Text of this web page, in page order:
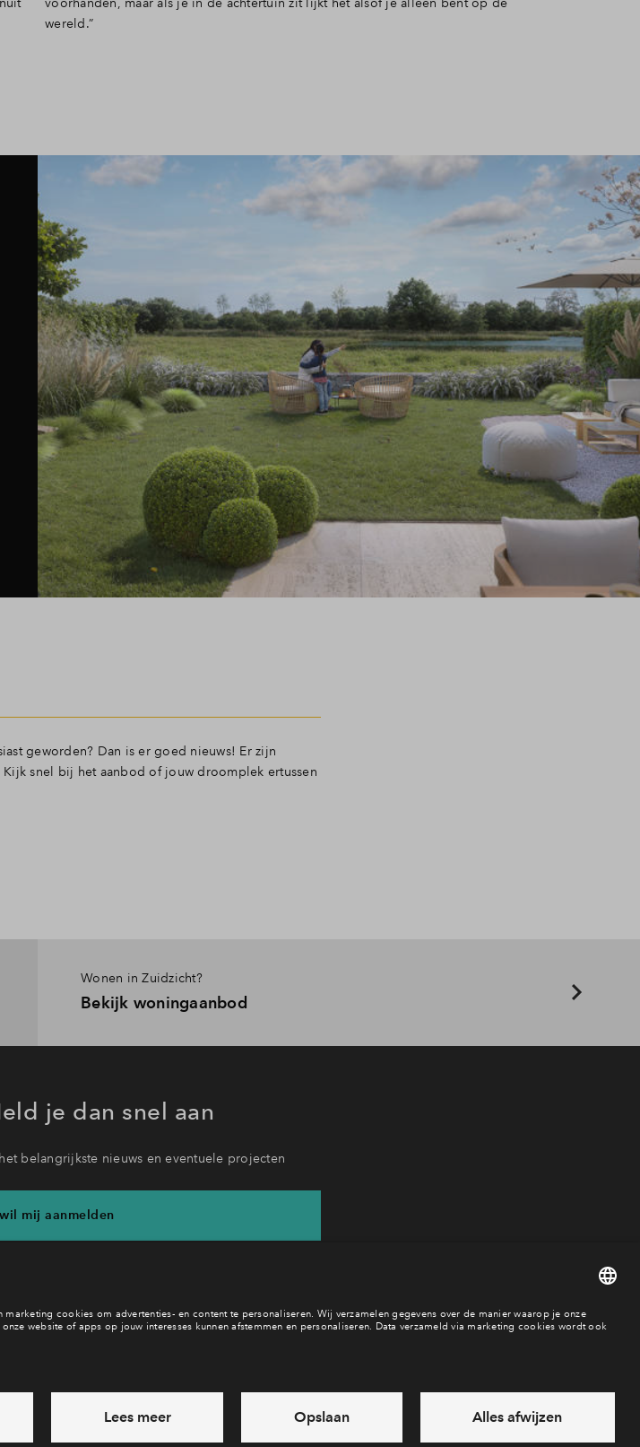
wereld.”
geworden? Dan is er goed nieuws! Er zijn
snel bij het aanbod of jouw droomplek ertussen
Wonen in Zuidzicht?
Bekijk woningaanbod
je dan snel aan
belangrijkste nieuws en eventuele projecten
mij aanmelden
antwoord? Bel ons op
(behalve tijdens feestdagen)
chat en telefoon